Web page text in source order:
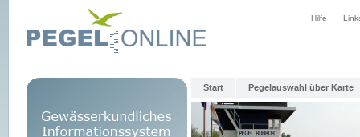
Hilfe
Start Pegelauswahl über Karte